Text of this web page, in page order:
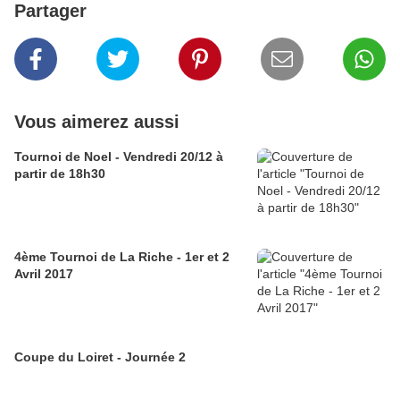
Partager
Vous aimerez aussi
Tournoi de Noel - Vendredi 20/12 à
partir de 18h30
4ème Tournoi de La Riche - 1er et 2
Avril 2017
Coupe du Loiret - Journée 2